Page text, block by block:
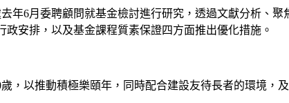
年6月委聘顧問就基金檢討進行研究，透過文獻分析、
安排，以及基金課程質素保證四方面推出優化措施。
，以推動積極樂頤年，同時配合建設友待長者的環境，